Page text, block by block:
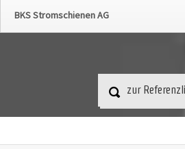
BKS Stromschienen AG
zur